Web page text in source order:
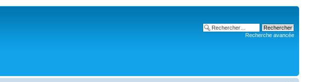
Recherche avancée